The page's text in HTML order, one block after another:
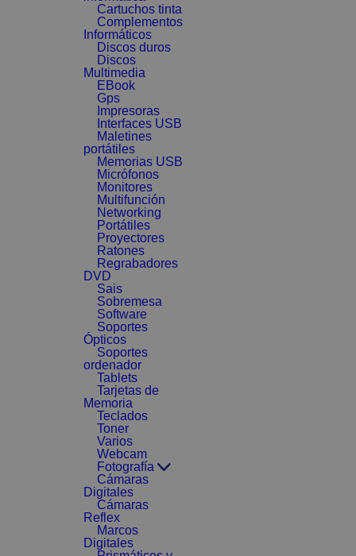
Cartuchos tinta
Complementos
Informáticos
Discos duros
Discos
Multimedia
EBook
Gps
Impresoras
Interfaces USB
Maletines
portátiles
Memorias USB
Micrófonos
Monitores
Multifunción
Networking
Portátiles
Proyectores
Ratones
Regrabadores
DVD
Sais
Sobremesa
Software
Soportes
Ópticos
Soportes
ordenador
Tablets
Tarjetas de
Memoria
Teclados
Toner
Varios
Webcam
Fotografía
Cámaras
Digitales
Cámaras
Reflex
Marcos
Digitales